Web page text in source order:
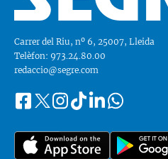
Carrer del Riu, nº 6, 25007, Lleida
Telèfon: 973.24.80.00
redaccio@segre.com
Segueix-
a::
FacebookInstagram
TiktokLinkedinWhatsapp